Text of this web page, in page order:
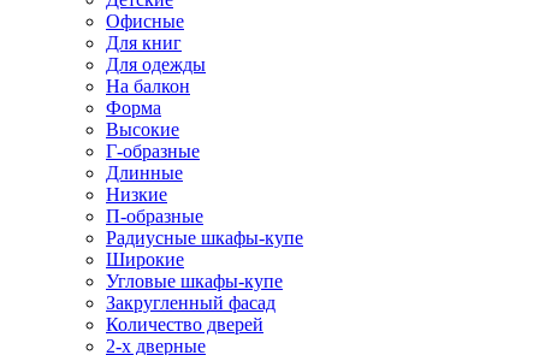
Офисные
Для книг
Для одежды
На балкон
Форма
Высокие
Г-образные
Длинные
Низкие
П-образные
Радиусные шкафы-купе
Широкие
Угловые шкафы-купе
Закругленный фасад
Количество дверей
2-х дверные